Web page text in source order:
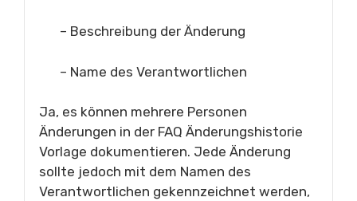
– Beschreibung der Änderung
– Name des Verantwortlichen
Ja, es können mehrere Personen
Änderungen in der FAQ Änderungshistorie
Vorlage dokumentieren. Jede Änderung
sollte jedoch mit dem Namen des
Verantwortlichen gekennzeichnet werden,